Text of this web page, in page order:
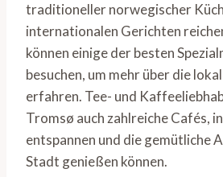
traditioneller norwegischer
internationalen Gerichten
können einige der besten
besuchen, um mehr über die
erfahren. Tee- und
Tromsø auch zahlreiche Cafés,
entspannen und die gemütliche
Stadt genießen können.